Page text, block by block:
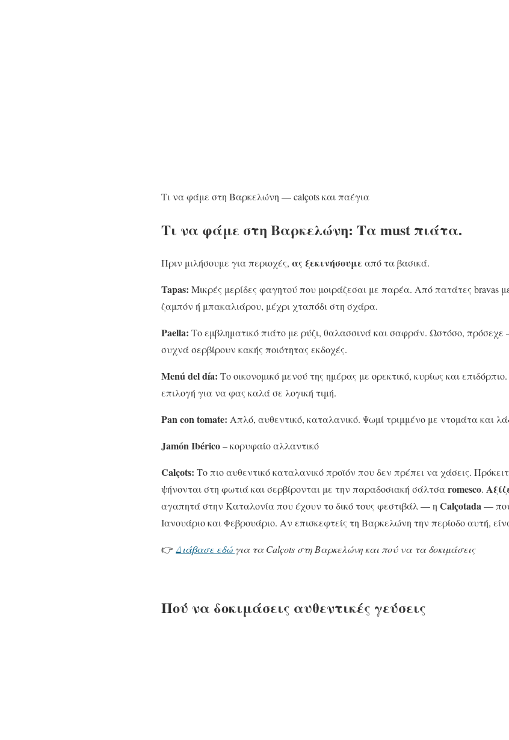
Τι να φάμε στη Βαρκελώνη — calçots και παέγια
Τι να φάμε στη Βαρκελώνη: Τα must πιάτα.
Πριν μιλήσουμε για περιοχές, ας ξεκινήσουμεαπό τα βασικά.
Tapas: Μικρές μερίδες φαγητού που μοιράζεσαι με παρέα. Από πατάτες bravas
ζαμπόν ή μπακαλιάρου, μέχρι χταπόδι στη σχάρα.
Paella: Το εμβληματικό πιάτο με ρύζι, θαλασσινά και σαφράν. Ωστόσο, πρόσεχε
συχνά σερβίρουν κακής ποιότητας εκδοχές.
Menú del día: Το οικονομικό μενού της ημέρας με ορεκτικό, κυρίως και
επιλογή για να φας καλά σε λογική τιμή.
Pan con tomate: Απλό, αυθεντικό, καταλανικό. Ψωμί τριμμένο με ντομάτα και
Jamón Ibérico– κορυφαίο αλλαντικό
Calçots: Το πιο αυθεντικό καταλανικό προϊόν που δεν πρέπει να χάσεις.
ψήνονται στη φωτιά και σερβίρονται με την παραδοσιακή σάλτσαromesco.
αγαπητά στην Καταλονία που έχουν το δικό τους φεστιβάλ — η Calçotada—
Ιανουάριο και Φεβρουάριο. Αν επισκεφτείς τη Βαρκελώνη την περίοδο αυτή,
👉 Διάβασε εδώ για τα Calçots στη Βαρκελώνη και πού να τα δοκιμάσεις
Πού να δοκιμάσεις αυθεντικές γεύσεις